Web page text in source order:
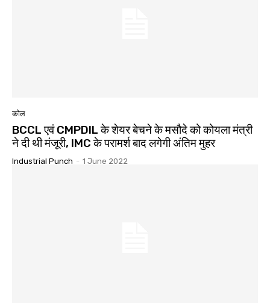
कोल
BCCL एवं CMPDIL के शेयर बेचने के मसौदे को कोयला मंत्री
ने दी थी मंजूरी, IMC के परामर्श बाद लगेगी अंतिम मुहर
Industrial Punch - 1 June 2022